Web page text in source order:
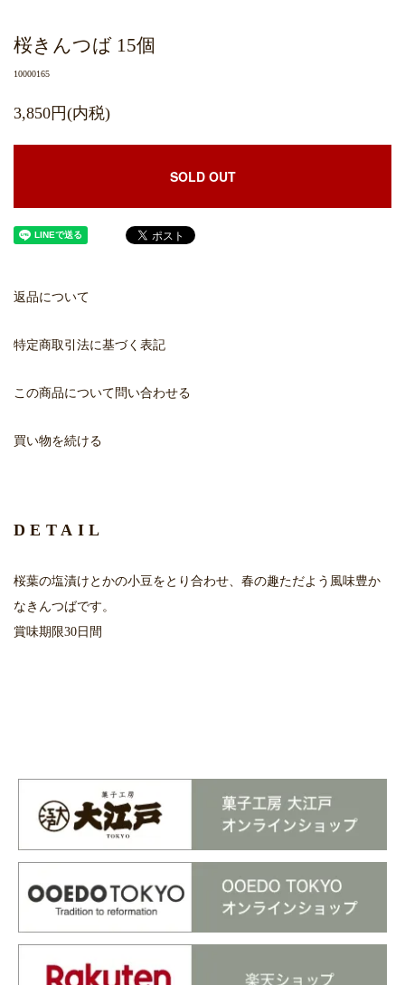
桜きんつば 15個
10000165
3,850円(内税)
SOLD OUT
返品について
特定商取引法に基づく表記
この商品について問い合わせる
買い物を続ける
DETAIL
桜葉の塩漬けとかの小豆をとり合わせ、春の趣ただよう風味豊か
なきんつばです。
賞味期限30日間